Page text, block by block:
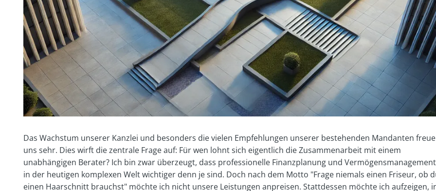
Das Wachstum unserer Kanzlei und besonders die vielen Empfehlungen unserer bestehenden Mandanten
uns sehr. Dies wirft die zentrale Frage auf: Für wen lohnt sich eigentlich die Zusammenarbeit mit einem
unabhängigen Berater? Ich bin zwar überzeugt, dass professionelle Finanzplanung und Vermögensmanagement
in der heutigen komplexen Welt wichtiger denn je sind. Doch nach dem Motto "Frage niemals einen Friseur, ob
einen Haarschnitt brauchst" möchte ich nicht unsere Leistungen anpreisen. Stattdessen möchte ich aufzeigen,